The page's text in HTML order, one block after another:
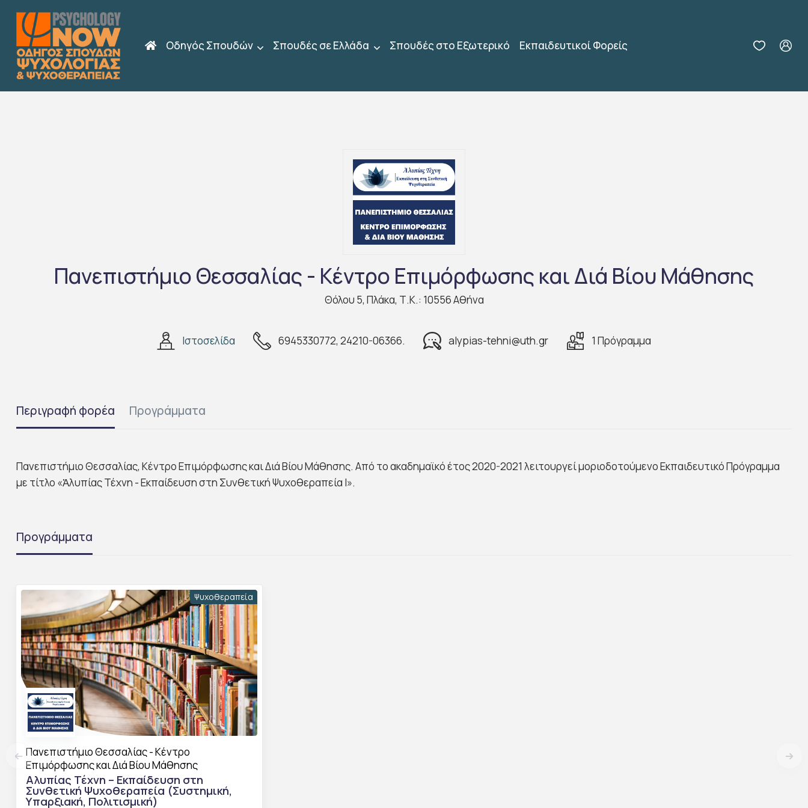
Οδηγός Σπουδών Σπουδές σε Ελλάδα Σπουδές στο Εξωτερικό Εκπαιδευτικοί Φορείς
Πανεπιστήμιο Θεσσαλίας - Κέντρο Επιμόρφωσης και Διά Βίου Μάθησης
Θόλου 5, Πλάκα, Τ.Κ.: 10556 Αθήνα
Ιστοσελίδα 6945330772, 24210-06366. alypias-tehni@uth.gr 1 Πρόγραμμα
Περιγραφή φορέα Προγράμματα
Πανεπιστήμιο Θεσσαλίας, Κέντρο Επιμόρφωσης και Διά Βίου Μάθησης. Από το ακαδημαϊκό έτος 2020-2021 λειτουργεί μοριοδοτούμενο Εκπαιδευτικό Πρόγραμμα
με τίτλο «Ἀλυπίας Τέχνη - Εκπαίδευση στη Συνθετική Ψυχοθεραπεία Ι».
Προγράμματα
Ψυχοθεραπεία
Πανεπιστήμιο Θεσσαλίας - Κέντρο
Επιμόρφωσης και Διά Βίου Μάθησης
Αλυπίας Τέχνη – Εκπαίδευση στη
Συνθετική Ψυχοθεραπεία (Συστημική,
Υπαρξιακή, Πολιτισμική)